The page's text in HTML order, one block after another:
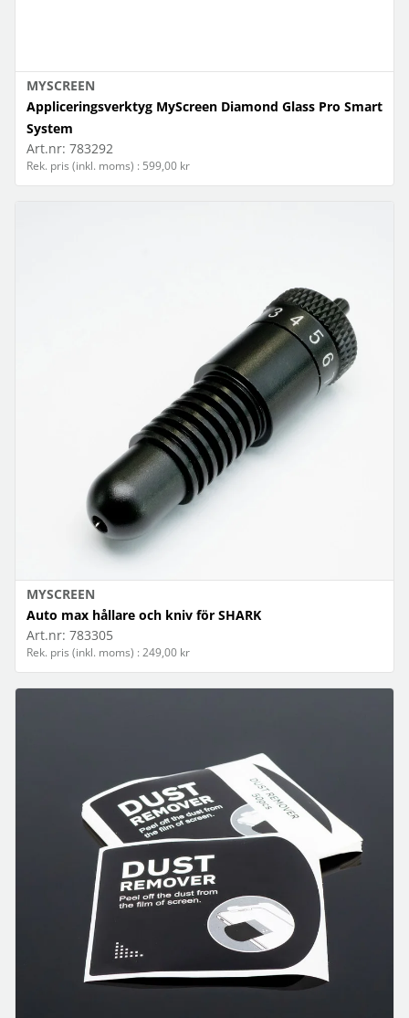
MYSCREEN
Appliceringsverktyg MyScreen Diamond Glass Pro Smart
System
Art.nr: 783292
Rek. pris (inkl. moms) : 599,00 kr
MYSCREEN
Auto max hållare och kniv för SHARK
Art.nr: 783305
Rek. pris (inkl. moms) : 249,00 kr